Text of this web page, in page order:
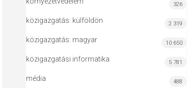
326
közigazgatás: külföldön 2 319
közigazgatás: magyar 10 650
közigazgatási informatika 5 781
média 488